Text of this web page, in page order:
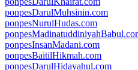
ponpesDarulMuhsinin.com
ponpesNurulHudas.com
ponpesInsanMadani.com
ponpesBaitilHikmah.com
ponpesDarulHidayahul.com